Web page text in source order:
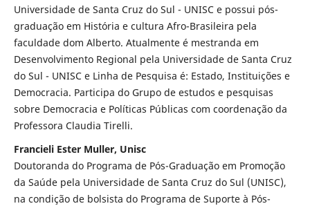
Universidade de Santa Cruz do Sul - UNISC e possui pós-
graduação em História e cultura Afro-Brasileira pela
faculdade dom Alberto. Atualmente é mestranda em
Desenvolvimento Regional pela Universidade de Santa Cruz
do Sul - UNISC e Linha de Pesquisa é: Estado, Instituições e
Democracia. Participa do Grupo de estudos e pesquisas
sobre Democracia e Políticas Públicas com coordenação da
Professora Claudia Tirelli.
Francieli Ester Muller, Unisc
Doutoranda do Programa de Pós-Graduação em Promoção
da Saúde pela Universidade de Santa Cruz do Sul (UNISC),
na condição de bolsista do Programa de Suporte à Pós-